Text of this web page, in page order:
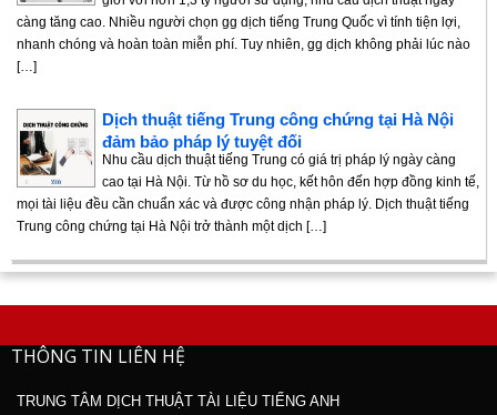
càng tăng cao. Nhiều người chọn gg dịch tiếng Trung Quốc vì tính tiện lợi,
nhanh chóng và hoàn toàn miễn phí. Tuy nhiên, gg dịch không phải lúc nào
[…]
Dịch thuật tiếng Trung công chứng tại Hà Nội
đảm bảo pháp lý tuyệt đối
Nhu cầu dịch thuật tiếng Trung có giá trị pháp lý ngày càng
cao tại Hà Nội. Từ hồ sơ du học, kết hôn đến hợp đồng kinh tế,
mọi tài liệu đều cần chuẩn xác và được công nhận pháp lý. Dịch thuật tiếng
Trung công chứng tại Hà Nội trở thành một dịch […]
THÔNG TIN LIÊN HỆ
TRUNG TÂM DỊCH THUẬT TÀI LIỆU TIẾNG ANH